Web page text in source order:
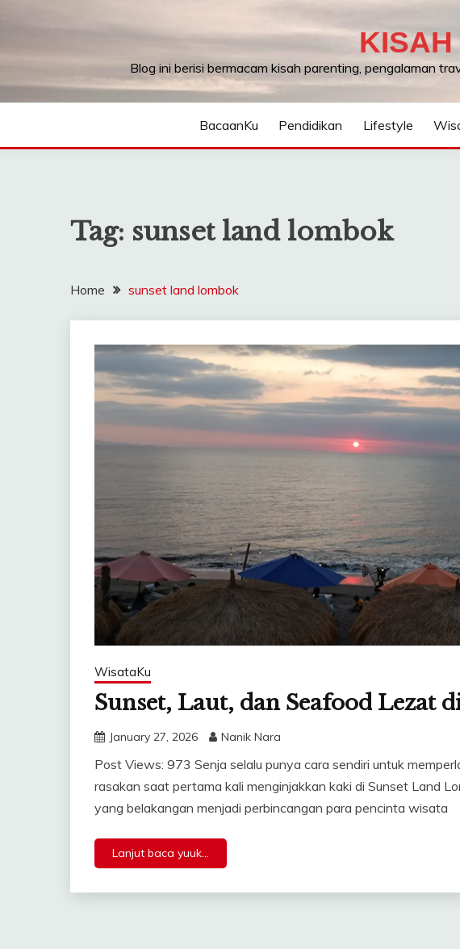
Blog ini berisi bermacam kisah parenting, pengalaman
BacaanKu Pendidikan Lifestyle
Tag: sunset land lombok
Home sunset land lombok
WisataKu
Sunset, Laut, dan Seafood Lezat
January 27, 2026 Nanik Nara
Post Views: 973 Senja selalu punya cara sendiri untuk
rasakan saat pertama kali menginjakkan kaki di Sunset Land
yang belakangan menjadi perbincangan para pencinta wisata
Lanjut baca yuuk...